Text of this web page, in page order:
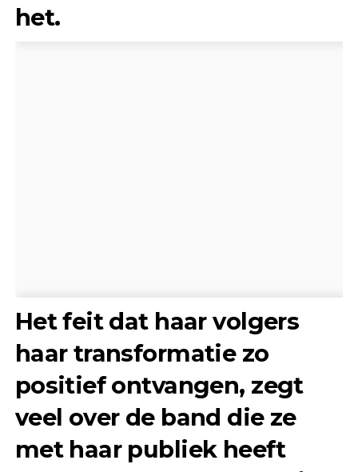
het.
Het feit dat haar volgers
haar transformatie zo
positief ontvangen, zegt
veel over de band die ze
met haar publiek heeft